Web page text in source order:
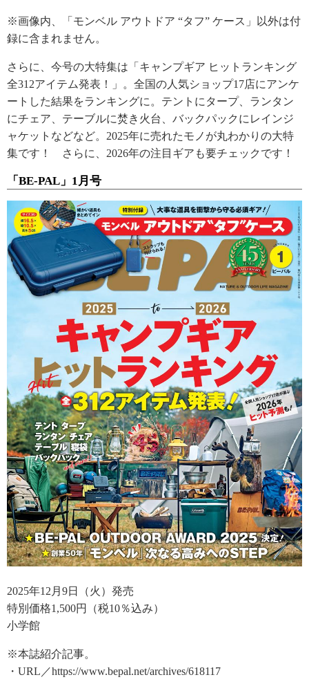
※画像内、「モンベル アウトドア “タフ” ケース」以外は付
録に含まれません。
さらに、今号の大特集は「キャンプギア ヒットランキング
全312アイテム発表！」。全国の人気ショップ17店にアンケ
ートした結果をランキングに。テントにタープ、ランタン
にチェア、テーブルに焚き火台、バックパックにレインジ
ャケットなどなど。2025年に売れたモノが丸わかりの大特
集です！ さらに、2026年の注目ギアも要チェックです！
「BE-PAL」1月号
2025年12月9日（火）発売
特別価格1,500円（税10％込み）
小学館
※本誌紹介記事。
・URL／https://www.bepal.net/archives/618117